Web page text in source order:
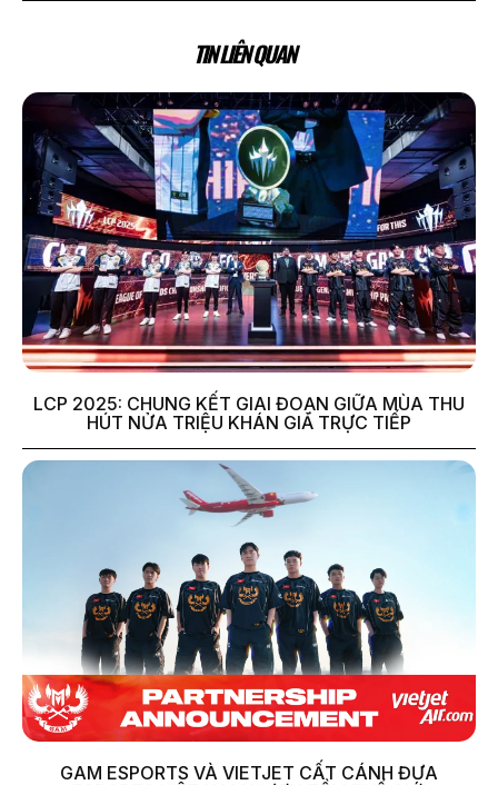
TIN LIÊN QUAN
LCP 2025: CHUNG KẾT GIAI ĐOẠN GIỮA MÙA THU
HÚT NỬA TRIỆU KHÁN GIẢ TRỰC TIẾP
GAM ESPORTS VÀ VIETJET CẤT CÁNH ĐƯA